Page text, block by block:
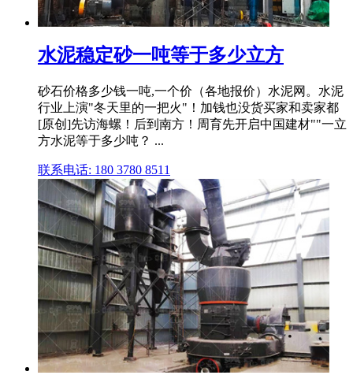
水泥稳定砂一吨等于多少立方
砂石价格多少钱一吨,一个价（各地报价）水泥网。水泥
行业上演"冬天里的一把火"！加钱也没货买家和卖家都
[原创]先访海螺！后到南方！周育先开启中国建材""一立
方水泥等于多少吨？ ...
联系电话: 180 3780 8511